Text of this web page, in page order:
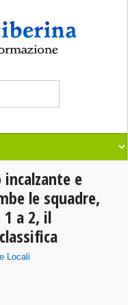
e
le squadre,
1 a 2, il
Locali